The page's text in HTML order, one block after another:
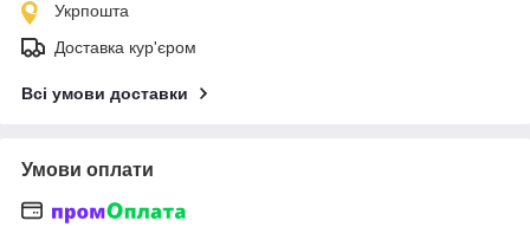
Укрпошта
Доставка кур'єром
Всі умови доставки
Умови оплати